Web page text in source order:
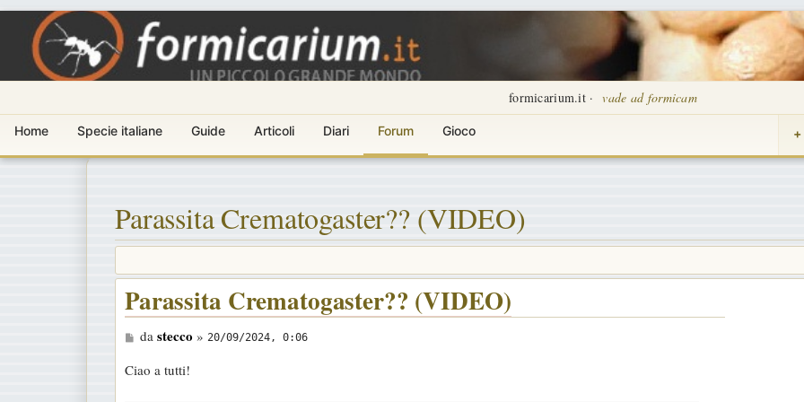
formicarium.it · vade ad formicam
Home Specie italiane Guide Articoli Diari Forum Gioco
Parassita Crematogaster?? (VIDEO)
Parassita Crematogaster?? (VIDEO)
M
s
da stecco » 20/09/2024, 0:06
Ciao a tutti!